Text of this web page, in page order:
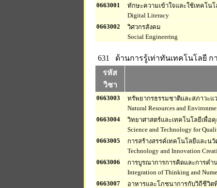
0663001
ทักษะความเข้าใจและใช้เทคโน
Digital Literacy
0663002
วิศวกรสังคม
Social Engineering
631 ด้านการรู้เท่าทันเทคโนโลยี ก
รหัส
วิชา
0663003
ทรัพยากรธรรมชาติและสภาวะแ
Natural Resources and
0663004
วิทยาศาสตร์และเทคโนโลยีเพื่อ
Science and Technology for
0663005
การสร้างสรรค์เทคโนโลยีและน
Technology and Innovation
0663006
การบูรณาการการคิดและการคำ
Integration of Thinking and
0663007
อาหารและโภชนาการกับวิถีชีวิ